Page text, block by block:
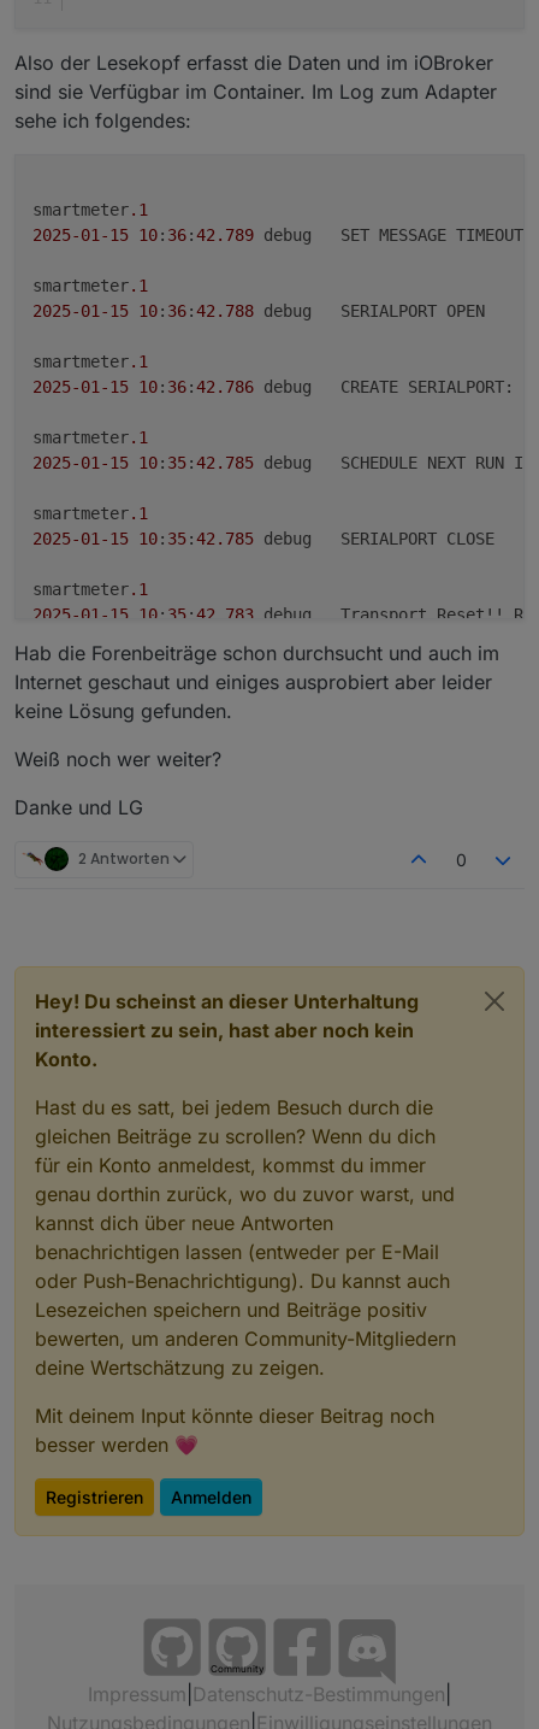
Also der Lesekopf erfasst die Daten und im iOBroker
sind sie Verfügbar im Container. Im Log zum Adapter
sehe ich folgendes:
smartmeter.1
2025-01 -15 10: 36:42.789
debug	SET MESSAGE
smartmeter.1
2025-01 -15 10: 36:42.788
smartmeter.1
2025-01 -15 10: 36:42.786
	debug	CREATE SERIALPORT:
smartmeter.1
2025-01 -15 10: 35:42.785
debug	SCHEDULE NEXT RUN
smartmeter.1
2025-01 -15 10: 35:42.785
smartmeter.1
2025-01 -15 10: 35:42.783
debug	Transport Reset!!
smartmeter.1
2025-01-15 10:35:42.782
	debug	Error: No
or too
2025 -01-15 10 :35:42.782
smartmeter.1
smartmeter.1
2025-01-15 10 :33: 42.785
silly	States system
2025-01
smartmeter.1
2025-01-15 10:33: 42.780
debug	SET MESSAGE
smartmeter.1
2025-01 -15 10:33 :42.779
	debug	SERIALPORT OPEN
smartmeter
.1
42.776
smartmeter .1
2025-01-15 10:33:42.775
smartmeter.1
2025-01 -15 10: 33:42.762
Hab die Forenbeiträge schon durchsucht und auch im
Internet geschaut und einiges ausprobiert aber leider
keine Lösung gefunden.
Weiß noch wer weiter?
Danke und LG
2 Antworten 0
Hey! Du scheinst an dieser Unterhaltung
interessiert zu sein, hast aber noch kein
Konto.
Hast du es satt, bei jedem Besuch durch die
gleichen Beiträge zu scrollen? Wenn du dich
für ein Konto anmeldest, kommst du immer
genau dorthin zurück, wo du zuvor warst, und
kannst dich über neue Antworten
benachrichtigen lassen (entweder per E-Mail
oder Push-Benachrichtigung). Du kannst auch
Lesezeichen speichern und Beiträge positiv
bewerten, um anderen Community-Mitgliedern
deine Wertschätzung zu zeigen.
Mit deinem Input könnte dieser Beitrag noch
besser werden 💗
Registrieren Anmelden
Community
Impressum Datenschutz-Bestimmungen
Nutzungsbedingungen Einwilligungseinstellungen